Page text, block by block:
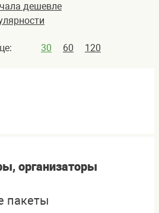
дешевле
30 60 120
организаторы
пакеты